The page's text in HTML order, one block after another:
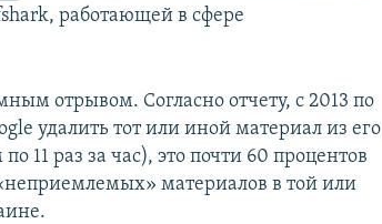
работающей в сфере
отрывом. Согласно отчету, с 2013 по
удалить тот или иной материал из его
11 раз за час), это почти 60 процентов
материалов в той или